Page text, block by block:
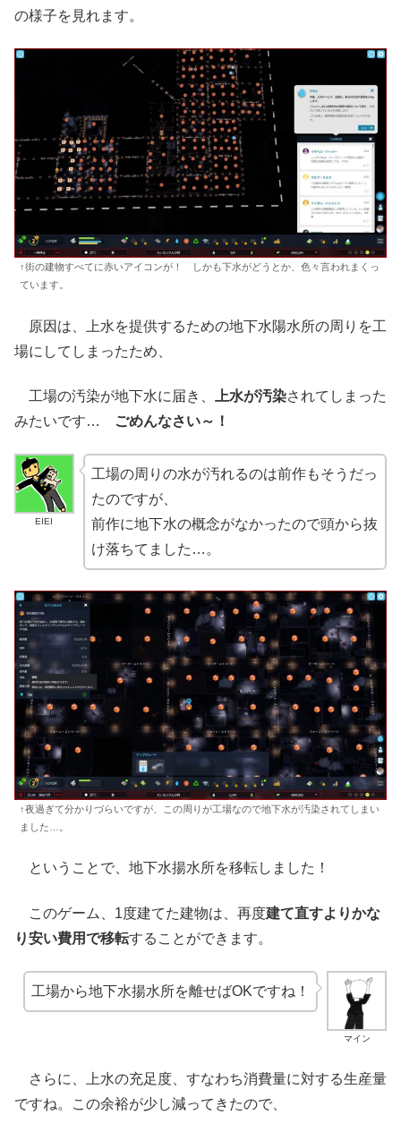
の様子を見れます。
↑街の建物すべてに赤いアイコンが！ しかも下水がどうとか、色々言われまくっ
ています。
原因は、上水を提供するための地下水陽水所の周りを工
場にしてしまったため、
工場の汚染が地下水に届き、 上水が汚染されてしまった
みたいです…
ごめんなさい～！
EIEI
工場の周りの水が汚れるのは前作もそうだっ
たのですが、
前作に地下水の概念がなかったので頭から抜
け落ちてました…。
↑夜過ぎて分かりづらいですが、この周りが工場なので地下水が汚染されてしまい
ました…。
ということで、地下水揚水所を移転しました！
このゲーム、1度建てた建物は、再度建て直すよりかな
り安い費用で移転することができます。
マイン
工場から地下水揚水所を離せばOKですね！
さらに、上水の充足度、すなわち消費量に対する生産量
ですね。この余裕が少し減ってきたので、